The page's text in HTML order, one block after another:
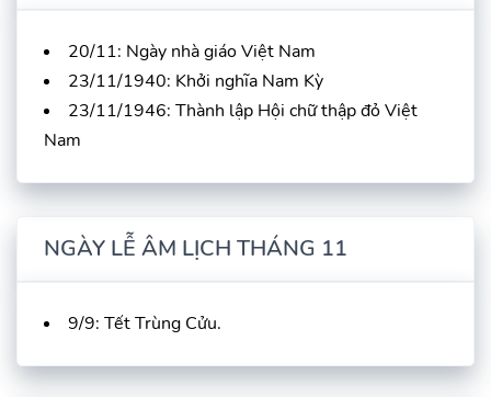
20/11: Ngày nhà giáo Việt Nam
23/11/1940: Khởi nghĩa Nam Kỳ
23/11/1946: Thành lập Hội chữ thập đỏ Việt
Nam
NGÀY LỄ ÂM LỊCH THÁNG 11
9/9: Tết Trùng Cửu.